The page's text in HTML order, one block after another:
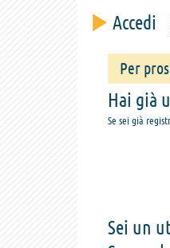
Accedi
Per
Hai già
Se sei già
Sei un